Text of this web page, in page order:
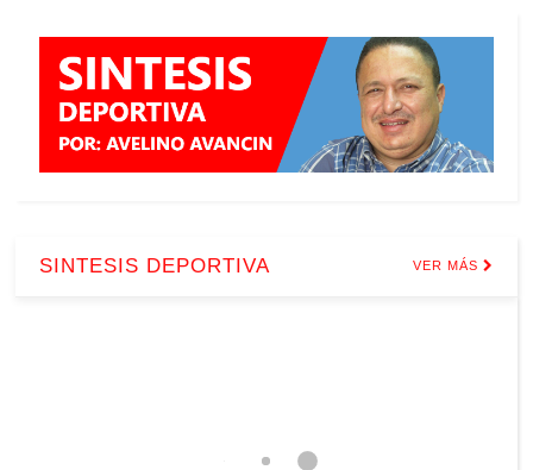
SINTESIS DEPORTIVA VER MÁS